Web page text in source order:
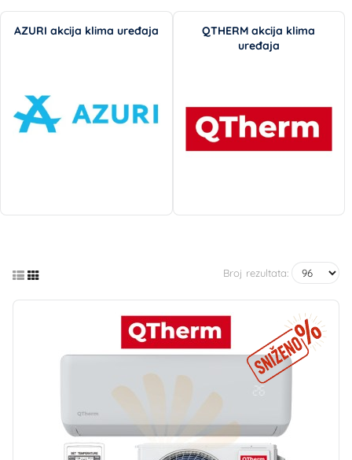
AZURI akcija klima uređaja
QTHERM akcija klima
uređaja
Broj rezultata: